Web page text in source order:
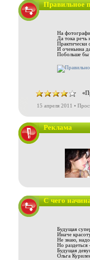
Правильное
На
Да тока речь
Практически
И оченьнна
Побольше бы
15 апреля 2011 •
Реклама
С чего
Будущая
Иначе
Не знаю, надо
Но раздеться
Будущая
Ольга